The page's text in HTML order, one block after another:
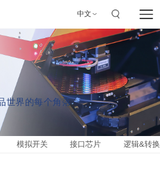
中文
世界的每个角落
模拟开关 接口芯片 逻辑&转换